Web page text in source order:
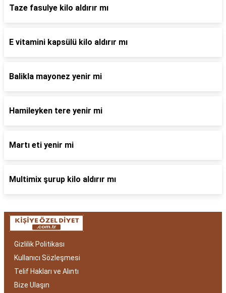
Taze fasulye kilo aldırır mı
E vitamini kapsülü kilo aldırır mı
Balikla mayonez yenir mi
Hamileyken tere yenir mi
Martı eti yenir mi
Multimix şurup kilo aldırır mı
Gizlilik Politikası
Kullanıcı Sözleşmesi
Telif Hakları ve Alıntı
Bize Ulaşın